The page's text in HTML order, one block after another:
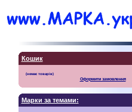
Кошик
Оформити замовлення
Марки за темами: